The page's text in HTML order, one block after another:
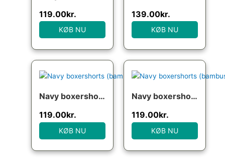
119.00kr.
KØB NU
139.00kr.
KØB NU
Navy boxershorts (bambus), str. large
119.00kr.
KØB NU
Navy boxershorts (bambus), str. 3XL
119.00kr.
KØB NU